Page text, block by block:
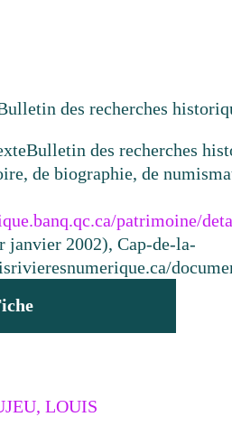
des recherches
Bulletin des recherches
de biographie, de
patrimoine/
janvier 2002), Cap-de-la-
LOUIS